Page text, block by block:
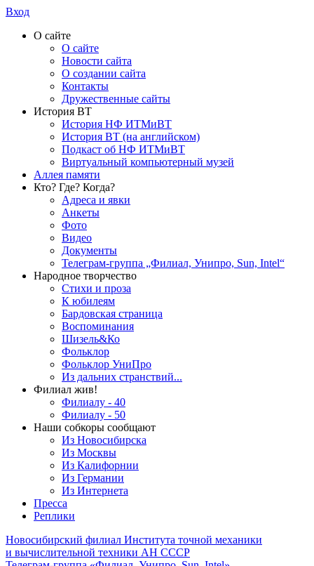
Вход
О сайте
О сайте
Новости сайта
О создании сайта
Контакты
Дружественные сайты
История ВТ
История НФ ИТМиВТ
История ВТ (на английском)
Подкаст об НФ ИТМиВТ
Виртуальный компьютерный музей
Аллея памяти
Кто? Где? Когда?
Адреса и явки
Анкеты
Фото
Видео
Документы
Телеграм-группа „Филиал, Унипро, Sun, Intel“
Народное творчество
Стихи и проза
К юбилеям
Бардовская страница
Воспоминания
Шизель&Ко
Фольклор
Фольклор УниПро
Из дальних странствий...
Филиал жив!
Филиалу - 40
Филиалу - 50
Наши собкоры сообщают
Из Новосибирска
Из Москвы
Из Калифорнии
Из Германии
Из Интернета
Пресса
Реплики
Новосибирский филиал Института точной механики
и вычислительной техники АН СССР